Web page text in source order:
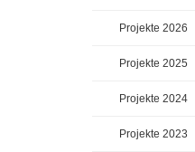
Projekte 2026
Projekte 2025
Projekte 2024
Projekte 2023